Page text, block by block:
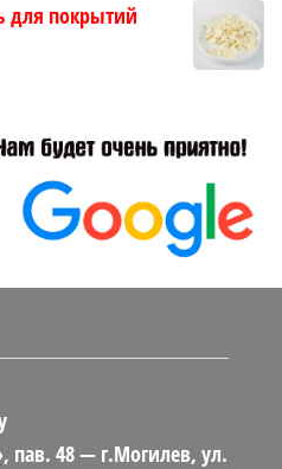
для покрытий
пав. 48 — г.Могилев, ул.